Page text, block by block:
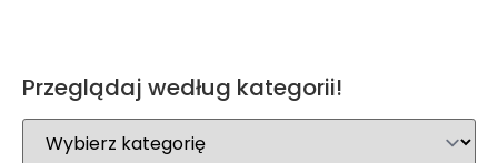
Przeglądaj według kategorii!